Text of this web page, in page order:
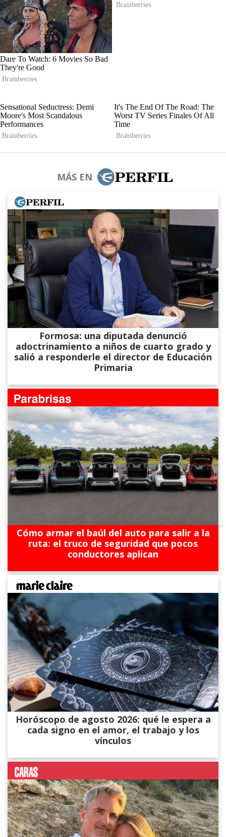
MÁS EN
Formosa: una diputada denunció
adoctrinamiento a niños de cuarto grado y
salió a responderle el director de Educación
Primaria
Cómo armar el baúl del auto para salir a la
ruta: el truco de seguridad que pocos
conductores aplican
Horóscopo de agosto 2026: qué le espera a
cada signo en el amor, el trabajo y los
vínculos